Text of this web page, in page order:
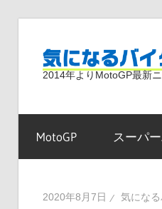
2014年よりMotoGP最新
MotoGP スーパ
2020年8月7日 気にな